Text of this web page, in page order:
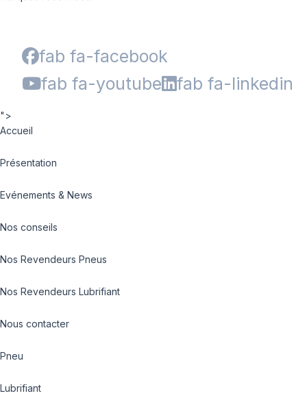
fab fa-facebook
fab fa-youtube
fab fa-linkedin
">
Accueil
Présentation
Evénements & News
Nos conseils
Nos Revendeurs Pneus
Nos Revendeurs Lubrifiant
Nous contacter
Pneu
Lubrifiant